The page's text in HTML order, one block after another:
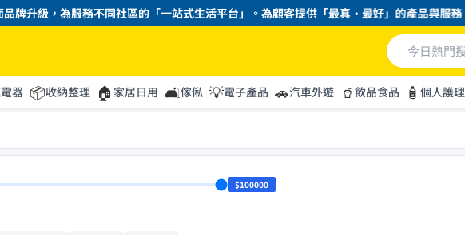
升級，為服務不同社區的「一站式生活平台」。為顧客提供「最真・最好」的產品與服務。
器 📦收納整理 🏠 家居日用 🛋️傢俬 💡電子產品 🚗汽車外遊 🥤 飲品食品 🧴 個人護理
$100000